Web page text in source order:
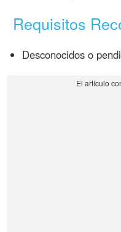
Requisitos
Desconocidos o